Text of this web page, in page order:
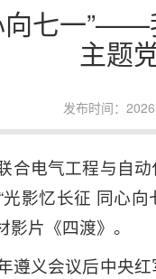
向七一
主题
发布时间：
合电气工程与自
影忆长征 同心
片《四渡》。
遵义会议后中央